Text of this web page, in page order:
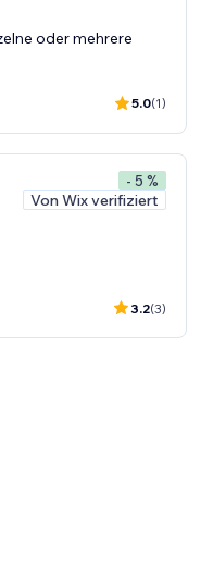
oder mehrere
5.0(1)
- 5 %
Von Wix verifiziert
3.2(3)